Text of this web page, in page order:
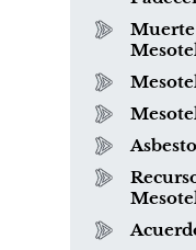
Muerte